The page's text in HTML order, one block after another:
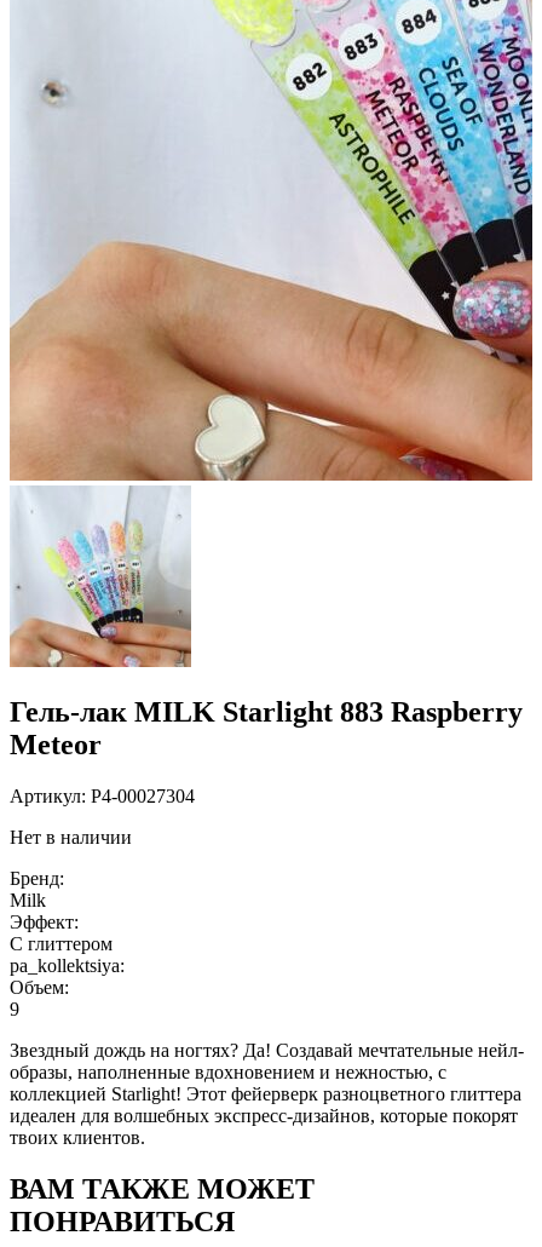
Гель-лак MILK Starlight 883 Raspberry
Meteor
Артикул: P4-00027304
Нет в наличии
Бренд:
Milk
Эффект:
С глиттером
pa_kollektsiya:
Объем:
9
Звездный дождь на ногтях? Да! Создавай мечтательные нейл-
образы, наполненные вдохновением и нежностью, с
коллекцией Starlight! Этот фейерверк разноцветного глиттера
идеален для волшебных экспресс-дизайнов, которые покорят
твоих клиентов.
ВАМ ТАКЖЕ МОЖЕТ
ПОНРАВИТЬСЯ